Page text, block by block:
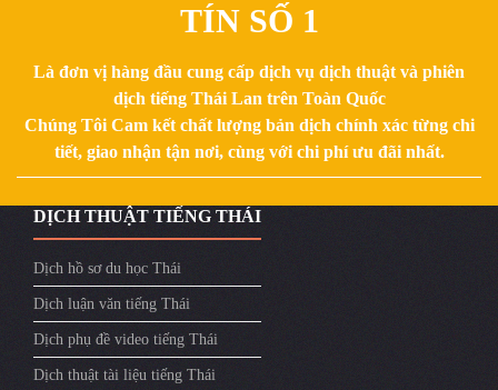
TÍN SỐ 1
Là đơn vị hàng đầu cung cấp dịch vụ dịch thuật và phiên
dịch tiếng Thái Lan trên Toàn Quốc
Chúng Tôi Cam kết chất lượng bản dịch chính xác từng chi
tiết, giao nhận tận nơi, cùng với chi phí ưu đãi nhất.
DỊCH THUẬT TIẾNG THÁI
Dịch hồ sơ du học Thái
Dịch luận văn tiếng Thái
Dịch phụ đề video tiếng Thái
Dịch thuật tài liệu tiếng Thái